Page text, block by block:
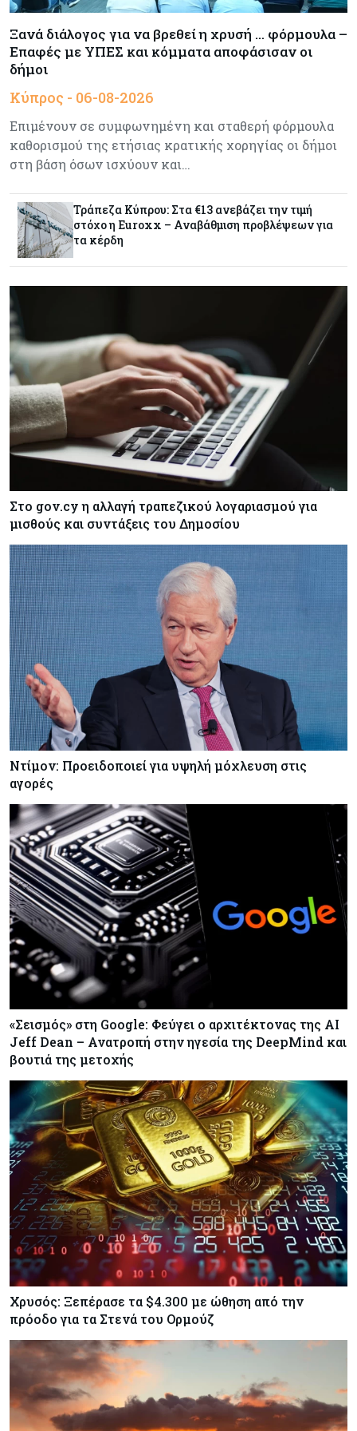
Κύπρος 05-08-2026
Κλιμακώνουν τις κινητοποιήσεις οι
κτηνοτρόφοι – Απέκλεισαν το Επαρχιακό
Κτηνιατρικό Γραφείο Λάρνακας
Κόσμος
Πύραυλος εκτός ελέγχου της SpaceX εκτιμάται
ότι συνετρίβη στη Σελήνη
Με γαλλική σφραγίδα το καλώδιο Ελλάδας –
Κύπρου, με ποσοστό πάνω από 50% μπαίνει η
Meridiam
Επιτόκια: Μεγάλες αποκλίσεις από τράπεζα σε
Κόσμος 05-08-2026
Η Κίνα ξεκινά παγκόσμιο φορολογικό κυνήγι –
Ποιοι μπαίνουν στο στόχαστρο
Κόσμος 05-08-2026
Χρηματιστήρια: Οι δείκτες σε ιστορικά υψηλα –
Γιατί οι «Κασσάνδρες» βλέπουν «κλασική
φούσκα» και νέο κραχ;
Ενέργεια 05-08-2026
Ιταλία: Αξιοποιεί τη δημοσιονομική ευελιξία της
ΕΕ για επενδύσεις στην ενέργεια
Κύπρος
Τον Σεπτέμβριο αρχίζει ο διάλογος για τις άδειες
ασθενείας στο Δημόσιο
Ξανά διάλογος για να βρεθεί η χρυσή … φόρμουλα –
Επαφές με ΥΠΕΣ και κόμματα αποφάσισαν οι
δήμοι
Κύπρος - 06-08-2026
Επιμένουν σε συμφωνημένη και σταθερή φόρμουλα
καθορισμού της ετήσιας κρατικής χορηγίας οι δήμοι
στη βάση όσων ισχύουν και…
Τράπεζα Κύπρου: Στα €13 ανεβάζει την τιμή
στόχο η Euroxx – Αναβάθμιση προβλέψεων για
τα κέρδη
Στο gov.cy η αλλαγή τραπεζικού λογαριασμού για
μισθούς και συντάξεις του Δημοσίου
Ντίμον: Προειδοποιεί για υψηλή μόχλευση στις
αγορές
«Σεισμός» στη Google: Φεύγει ο αρχιτέκτονας της AI
Jeff Dean – Ανατροπή στην ηγεσία της DeepMind και
βουτιά της μετοχής
Χρυσός: Ξεπέρασε τα $4.300 με ώθηση από την
πρόοδο για τα Στενά του Ορμούζ